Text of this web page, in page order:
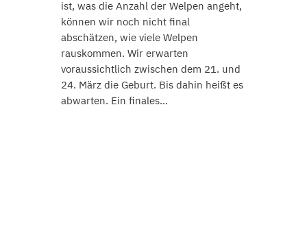
ist, was die Anzahl der Welpen angeht,
können wir noch nicht final
abschätzen, wie viele Welpen
rauskommen. Wir erwarten
voraussichtlich zwischen dem 21. und
24. März die Geburt. Bis dahin heißt es
abwarten. Ein finales…